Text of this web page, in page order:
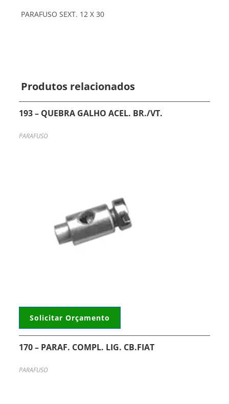
PARAFUSO SEXT. 12 X 30
Produtos relacionados
193 – QUEBRA GALHO ACEL. BR./VT.
PARAFUSO
Solicitar Orçamento
170 – PARAF. COMPL. LIG. CB.FIAT
PARAFUSO